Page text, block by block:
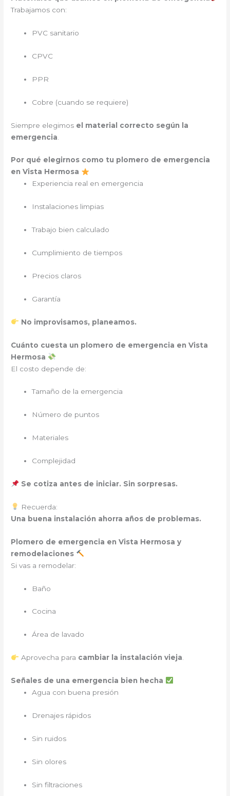
Trabajamos con:
PVC sanitario
CPVC
PPR
Cobre (cuando se requiere)
Siempre elegimos el material correcto según la
emergencia
Por qué elegirnos como tu plomero de emergencia
en Vista Hermosa
Experiencia real en emergencia
Instalaciones limpias
Trabajo bien calculado
Cumplimiento de tiempos
Precios claros
Garantía
No improvisamos, planeamos.
Cuánto cuesta un plomero de emergencia en Vista
Hermosa
El costo depende de:
Tamaño de la emergencia
Número de puntos
Materiales
Complejidad
Se cotiza antes de iniciar. Sin sorpresas.
Recuerda:
Una buena instalación ahorra años de problemas.
Plomero de emergencia en Vista Hermosa y
remodelaciones
Si vas a remodelar:
Baño
Cocina
Área de lavado
Aprovecha para cambiar la instalación vieja
Señales de una emergencia bien hecha
Agua con buena presión
Drenajes rápidos
Sin ruidos
Sin olores
Sin filtraciones